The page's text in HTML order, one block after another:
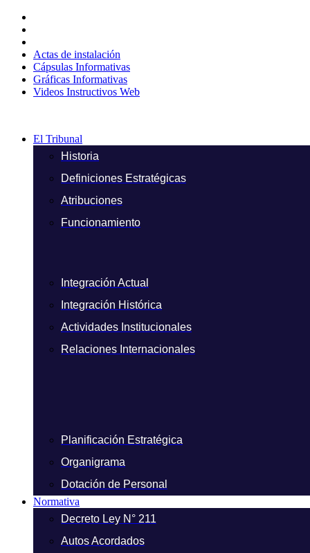
contenido
Actas de instalación
Cápsulas Informativas
Gráficas Informativas
Videos Instructivos Web
El Tribunal
Historia
Definiciones Estratégicas
Atribuciones
Funcionamiento
Integración Actual
Integración Histórica
Actividades Institucionales
Relaciones Internacionales
Planificación Estratégica
Organigrama
Dotación de Personal
Normativa
Decreto Ley N° 211
Autos Acordados